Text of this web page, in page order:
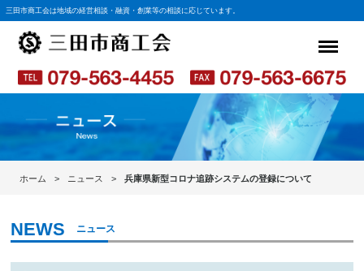
三田市商工会は地域の経営相談・融資・創業等の相談に応じています。
ホーム ニュース 兵庫県新型コロナ追跡システムの登録について
ニュース